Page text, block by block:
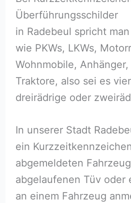
Überführungsschilder
in Radebeul spricht
wie PKWs, LKWs,
Wohnmobile, Anhänger,
Traktore, also sei es
dreirädrige oder
In unserer Stadt
ein
abgemeldeten
abgelaufenen Tüv oder
an einem Fahrzeug